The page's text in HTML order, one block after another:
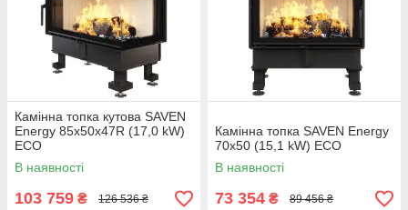
Камінна топка кутова SAVEN
Energy 85х50х47R (17,0 kW)
ECO
В наявності
103 759 ₴ 126 536 ₴
Камінна топка SAVEN Energy
70х50 (15,1 kW) ECO
В наявності
73 354 ₴ 89 456 ₴